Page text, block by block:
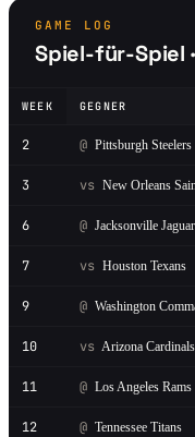
GAME LOG
Spiel-für-Spiel
WEEK GEGNER
2 @ Pittsburgh Steelers
3 vs New Orleans
6 @ Jacksonville
7 vs Houston Texans
9 @ Washington
10 vs Arizona Cardinals
11 @ Los Angeles Rams
12 @ Tennessee Titans